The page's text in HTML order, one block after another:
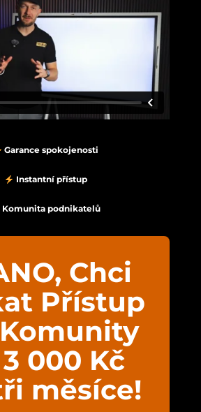
Garance spokojenosti
Instantní přístup
Komunita podnikatelů
Chci
Přístup
000 Kč
měsíce!